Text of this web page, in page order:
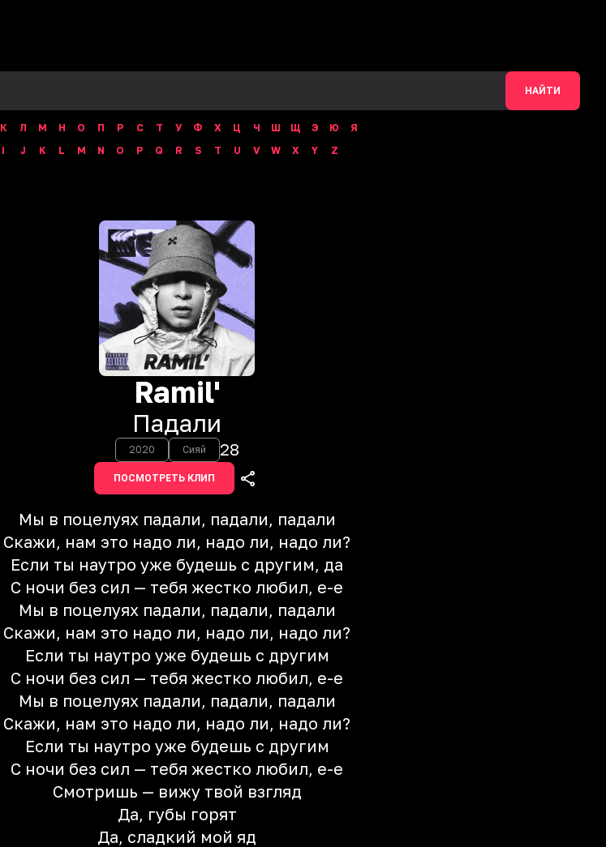
НАЙТИ
К Л М Н О П Р С Т У Ф Х Ц Ч Ш Щ Э Ю
Я
I J K L M N O P Q R S T U V W X Y Z
Ramil'
Падали
2020 Сияй 28
ПОСМОТРЕТЬ КЛИП
Мы в поцелуях падали, падали, падали
Скажи, нам это надо ли, надо ли, надо ли?
Если ты наутро уже будешь с другим, да
С ночи без сил — тебя жестко любил, е-е
Мы в поцелуях падали, падали, падали
Скажи, нам это надо ли, надо ли, надо ли?
Если ты наутро уже будешь с другим
С ночи без сил — тебя жестко любил, е-е
Мы в поцелуях падали, падали, падали
Скажи, нам это надо ли, надо ли, надо ли?
Если ты наутро уже будешь с другим
С ночи без сил — тебя жестко любил, е-е
Смотришь — вижу твой взгляд
Да, губы горят
Да, сладкий мой яд